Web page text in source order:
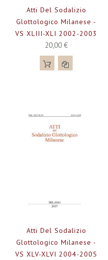
Atti Del Sodalizio
Glottologico Milanese -
VS XLIII-XLI 2002-2003
20,00 €
Atti Del Sodalizio
Glottologico Milanese -
VS XLV-XLVI 2004-2005